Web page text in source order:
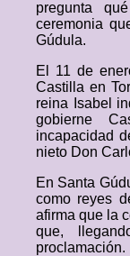
pregunta
ceremonia
Gúdula.
El 11 de
Castilla en
reina Isabel
gobierne
incapacidad
nieto Don
En Santa
como reyes
afirma que la
que,
proclamación.